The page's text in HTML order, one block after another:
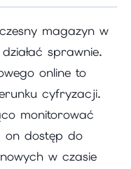
magazyn w
sprawnie.
online to
cyfryzacji.
monitorować
on dostęp do
w czasie